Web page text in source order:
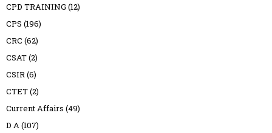
CPD TRAINING (12)
CPS (196)
CRC (62)
CSAT(2)
CSIR(6)
CTET(2)
Current Affairs (49)
D A(107)